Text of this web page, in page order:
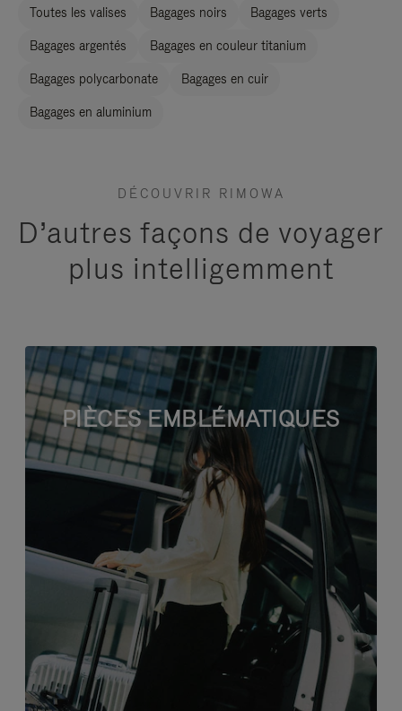
Toutes les valises Bagages noirs Bagages verts
Bagages argentés Bagages en couleur titanium
Bagages polycarbonate Bagages en cuir
Bagages en aluminium
DÉCOUVRIR RIMOWA
D’autres façons de voyager
plus intelligemment
PIÈCES EMBLÉMATIQUES